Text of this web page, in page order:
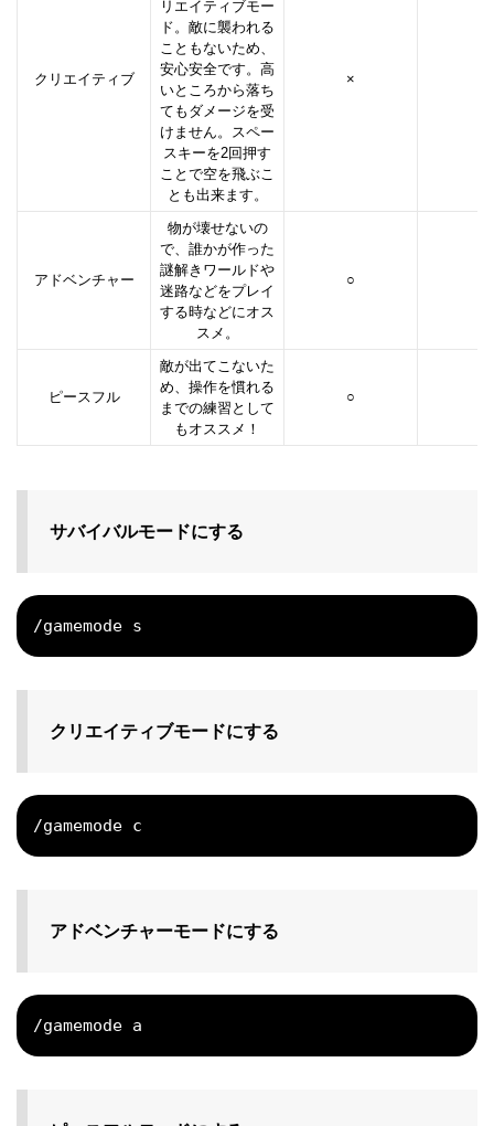
クリエイティブ
リエイティブモー
ド。敵に襲われる
こともないため、
安心安全です。高
いところから落ち
てもダメージを受
けません。スペー
スキーを2回押す
ことで空を飛ぶこ
とも出来ます。
×
アドベンチャー
物が壊せないの
で、誰かが作った
謎解きワールドや
迷路などをプレイ
する時などにオス
スメ。
○
ピースフル
敵が出てこないた
め、操作を慣れる
までの練習として
もオススメ！
○
サバイバルモードにする
/gamemode s
クリエイティブモードにする
/gamemode c
アドベンチャーモードにする
/gamemode a